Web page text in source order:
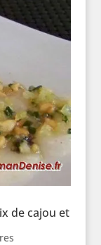
de cajou et